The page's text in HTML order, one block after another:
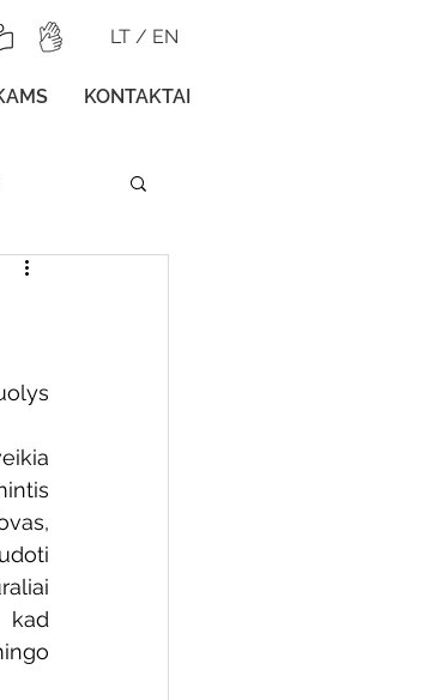
LT / EN
KONTAKTAI